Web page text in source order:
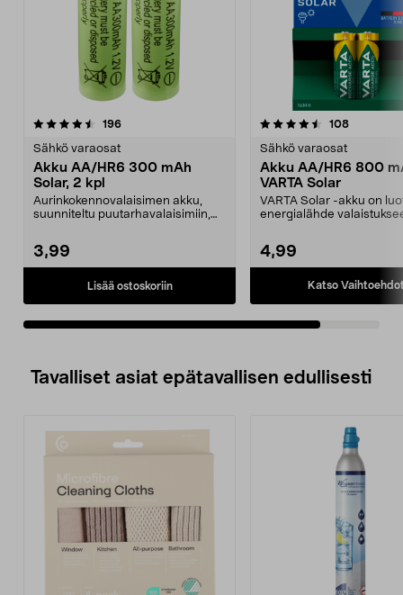
196arvostelut
Sähkö varaosat
Akku AA/HR6 300 mAh
Solar, 2 kpl
Aurinkokennovalaisimen akku,
suunniteltu puutarhavalaisimiin,
3,99
Lisää ostoskoriin
4.5viidestä
108arvostelut
Sähkö varaosat
Akku AA/HR6 800
VARTA Solar
VARTA Solar -akku on
energialähde
4,99
Katso
Tavalliset asiat epätavallisen edullisesti